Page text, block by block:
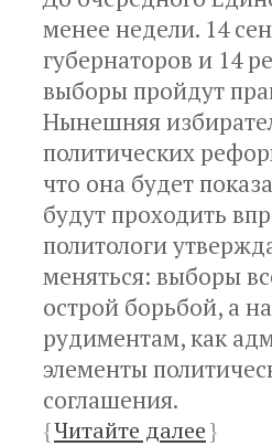
менее недели. 14
губернаторов и 14
выборы пройдут
Нынешняя
политических
что она будет
будут проходить
политологи
меняться: выборы
острой борьбой, а
рудиментам, как
элементы
соглашения.
{Читайте далее}